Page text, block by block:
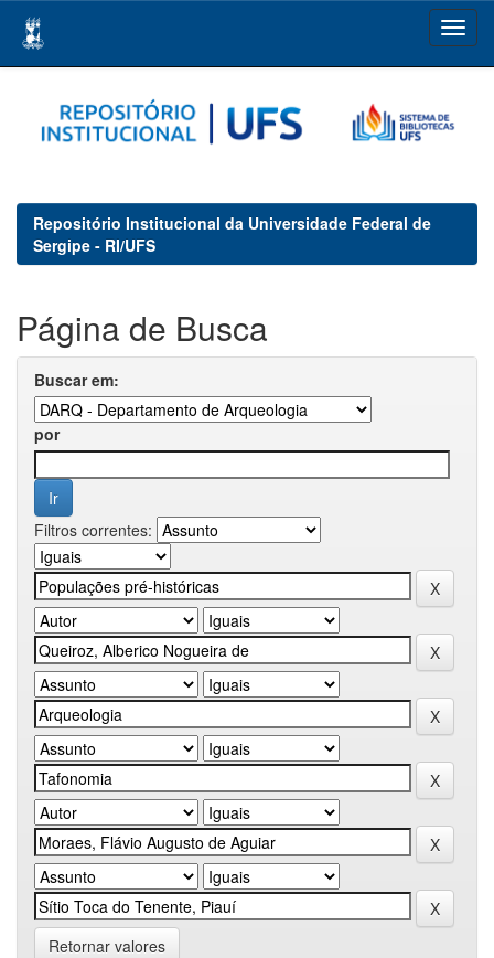
navigation
Repositório Institucional da Universidade Federal de
Sergipe - RI/UFS
Página de Busca
Buscar em:
por
Filtros correntes:
Retornar valores